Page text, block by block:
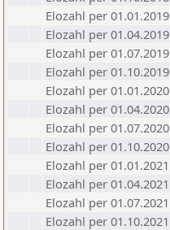
Elozahl per 01.01.2019
Elozahl per 01.04.2019
Elozahl per 01.07.2019
Elozahl per 01.10.2019
Elozahl per 01.01.2020
Elozahl per 01.04.2020
Elozahl per 01.07.2020
Elozahl per 01.10.2020
Elozahl per 01.01.2021
Elozahl per 01.04.2021
Elozahl per 01.07.2021
Elozahl per 01.10.2021